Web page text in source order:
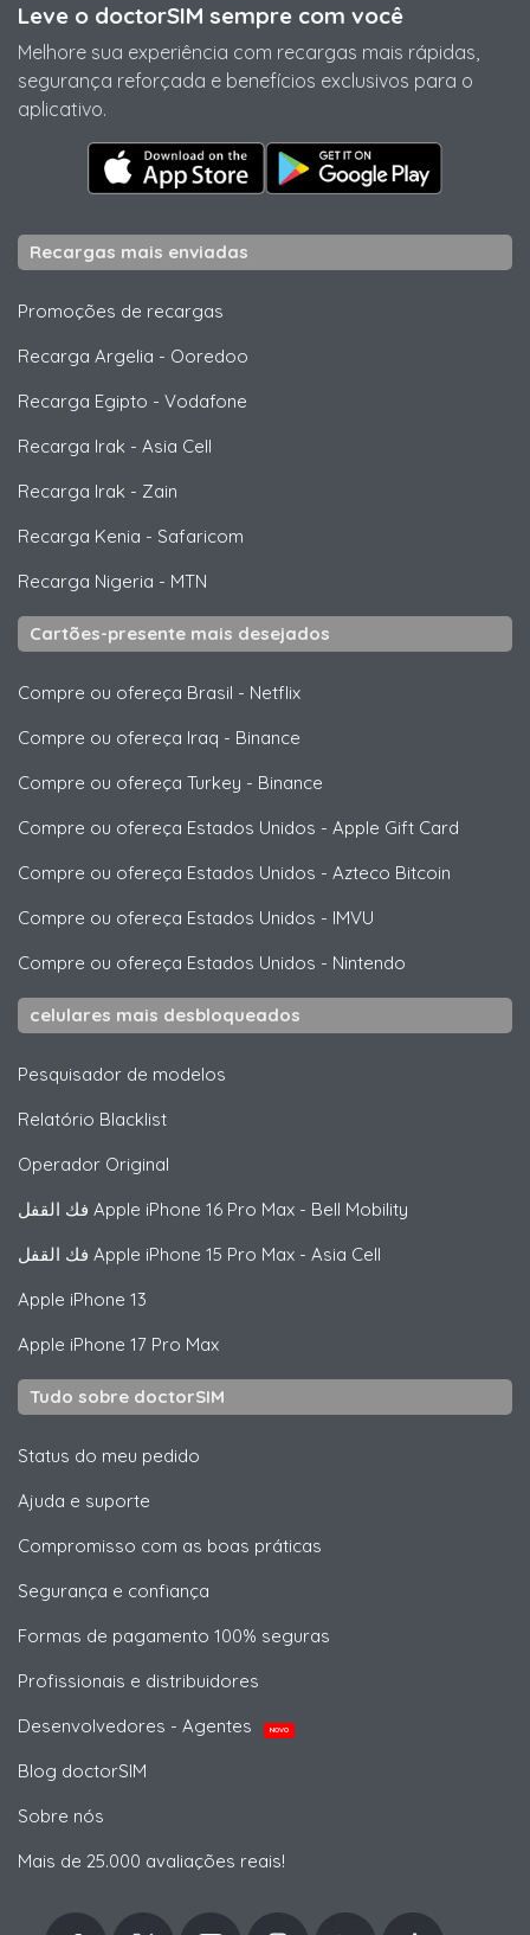
Leve o doctorSIM sempre com você
Melhore sua experiência com recargas mais rápidas,
segurança reforçada e benefícios exclusivos para o
aplicativo.
Recargas mais enviadas
Promoções de recargas
Recarga Argelia - Ooredoo
Recarga Egipto - Vodafone
Recarga Irak - Asia Cell
Recarga Irak - Zain
Recarga Kenia - Safaricom
Recarga Nigeria - MTN
Cartões-presente mais desejados
Compre ou ofereça Brasil - Netflix
Compre ou ofereça Iraq - Binance
Compre ou ofereça Turkey - Binance
Compre ou ofereça Estados Unidos - Apple Gift Card
Compre ou ofereça Estados Unidos - Azteco Bitcoin
Compre ou ofereça Estados Unidos - IMVU
Compre ou ofereça Estados Unidos - Nintendo
celulares mais desbloqueados
Pesquisador de modelos
Relatório Blacklist
Operador Original
Apple iPhone 16 Pro Max - Bell Mobility
Apple iPhone 15 Pro Max - Asia Cell
Apple iPhone 13
Apple iPhone 17 Pro Max
Tudo sobre doctorSIM
Status do meu pedido
Ajuda e suporte
Compromisso com as boas práticas
Segurança e confiança
Formas de pagamento 100% seguras
Profissionais e distribuidores
Desenvolvedores - Agentes
NOVO
Blog doctorSIM
Sobre nós
Mais de 25.000 avaliações reais!